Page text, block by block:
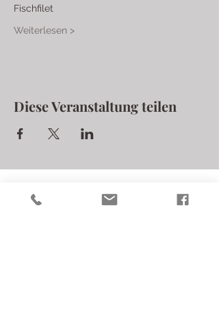
Fischfilet
Weiterlesen >
Diese Veranstaltung teilen
Laschalt Biohofgut